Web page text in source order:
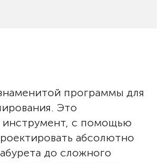
программы для
Это
с помощью
абсолютно
до сложного